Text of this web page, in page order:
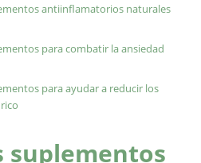
antiinflamatorios naturales
para combatir la ansiedad
para ayudar a reducir los
suplementos